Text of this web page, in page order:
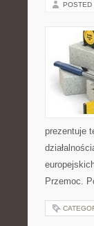
POSTED
prezentuje
Przemoc.